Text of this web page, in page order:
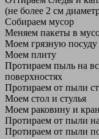
(не более 2 см
Собираем мусор
Меняем пакеты в
Моем грязную посуду
Моем плиту
Протираем пыль на
поверхностях
Протираем от пыли
Моем стол и стулья
Моем раковину и кран
Протираем от пыли
Протираем от пыли